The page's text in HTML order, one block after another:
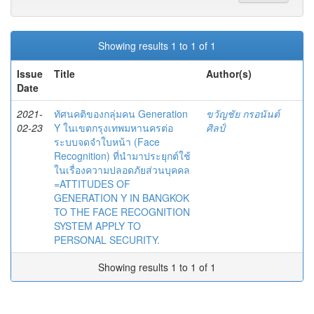
Showing results 1 to 1 of 1
Issue
Date
Title Author(s)
2021-
02-23
ทัศนคติของกลุ่มคน Generation
Y ในเขตกรุงเทพมหานครต่อ
ระบบจดจำใบหน้า (Face
Recognition) ที่นำมาประยุกต์ใช้
ในเรื่องความปลอดภัยส่วนบุคคล
=ATTITUDES OF
GENERATION Y IN BANGKOK
TO THE FACE RECOGNITION
SYSTEM APPLY TO
PERSONAL SECURITY.
ขวัญชัย กรอนันต์
ศิลป์
Showing results 1 to 1 of 1